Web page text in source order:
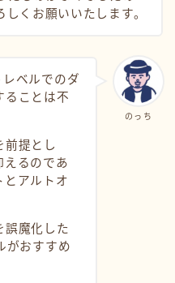
しくお願いいたします。
のっち
ベルでのダ
ることは不
前提とし
えるのであ
とアルトオ
誤魔化した
がおすすめ